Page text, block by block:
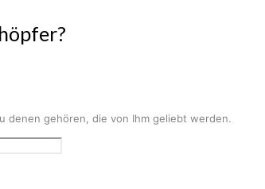
denen gehören, die von Ihm geliebt werden.